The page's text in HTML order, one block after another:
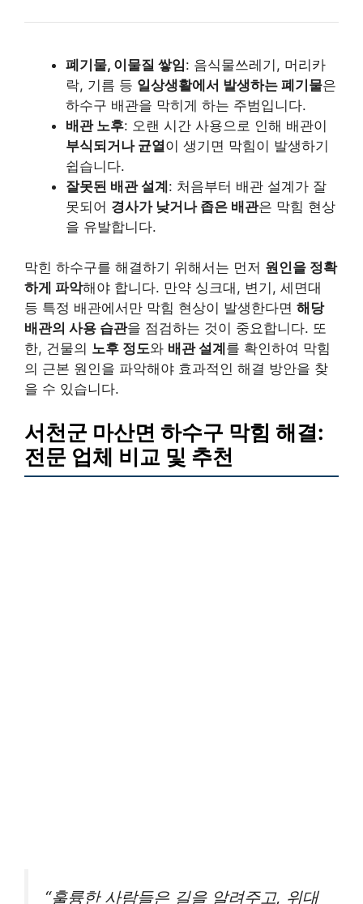
폐기물, 이물질 쌓임: 음식물쓰레기, 머리카
락, 기름 등 일상생활에서 발생하는 폐기물은
하수구 배관을 막히게 하는 주범입니다.
배관 노후: 오랜 시간 사용으로 인해 배관이
부식되거나 균열이 생기면 막힘이 발생하기
쉽습니다.
잘못된 배관 설계: 처음부터 배관 설계가 잘
못되어 경사가 낮거나 좁은 배관은 막힘 현상
을 유발합니다.
막힌 하수구를 해결하기 위해서는 먼저 원인을 정확
하게 파악해야 합니다. 만약 싱크대, 변기, 세면대
등 특정 배관에서만 막힘 현상이 발생한다면 해당
배관의 사용 습관을 점검하는 것이 중요합니다. 또
한, 건물의 노후 정도와 배관 설계 를 확인하여 막힘
의 근본 원인을 파악해야 효과적인 해결 방안을 찾
을 수 있습니다.
서천군 마산면 하수구 막힘 해결:
전문 업체 비교 및 추천
“훌륭한 사람들은 길을 알려주고, 위대